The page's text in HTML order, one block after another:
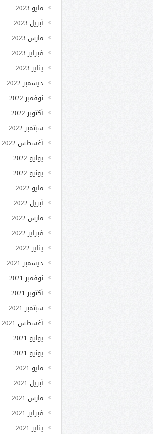
مايو 2023
أبريل 2023
مارس 2023
فبراير 2023
يناير 2023
ديسمبر 2022
نوفمبر 2022
أكتوبر 2022
سبتمبر 2022
أغسطس 2022
يوليو 2022
يونيو 2022
مايو 2022
أبريل 2022
مارس 2022
فبراير 2022
يناير 2022
ديسمبر 2021
نوفمبر 2021
أكتوبر 2021
سبتمبر 2021
أغسطس 2021
يوليو 2021
يونيو 2021
مايو 2021
أبريل 2021
مارس 2021
فبراير 2021
يناير 2021